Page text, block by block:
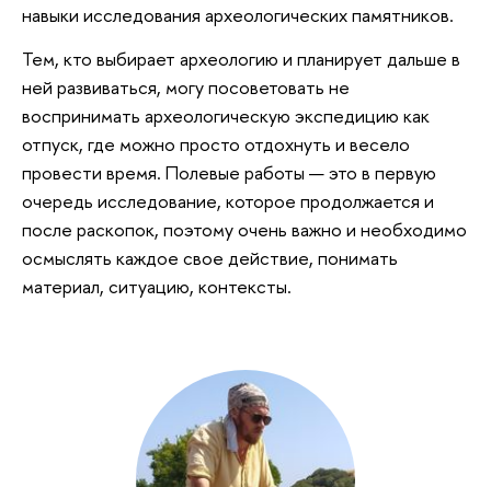
навыки исследования археологических памятников.
Тем, кто выбирает археологию и планирует дальше в
ней развиваться, могу посоветовать не
воспринимать археологическую экспедицию как
отпуск, где можно просто отдохнуть и весело
провести время. Полевые работы — это в первую
очередь исследование, которое продолжается и
после раскопок, поэтому очень важно и необходимо
осмыслять каждое свое действие, понимать
материал, ситуацию, контексты.